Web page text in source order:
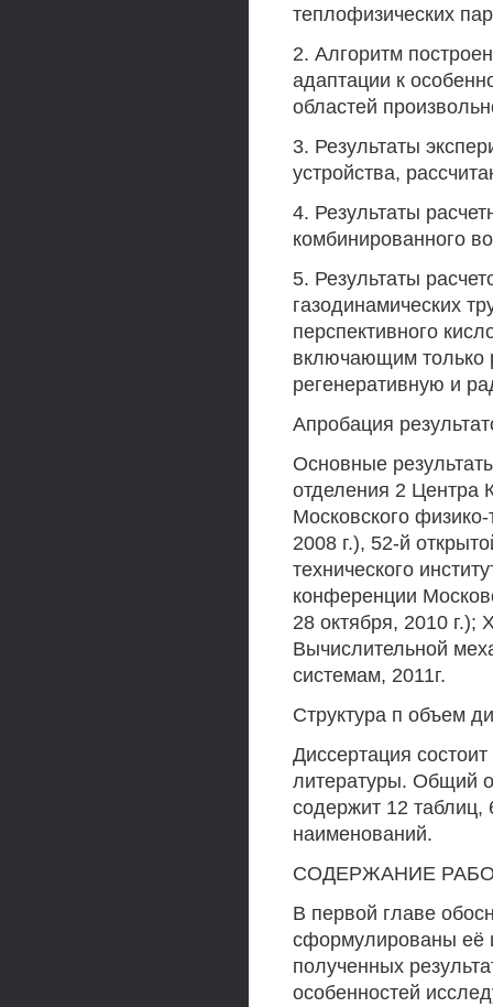
теплофизических
2. Алгоритм
адаптации к
областей
3. Результаты
устройства,
4. Результаты
комбинированного
5. Результаты
газодинамических
перспективного
включающим только
регенеративную и
Апробация
Основные
отделения 2 Центра
Московского физико-
2008 г.), 52-й
технического
конференции
28 октября, 2010
Вычислительной
системам, 2011г.
Структура п объем
Диссертация
литературы. Общий
содержит 12 таблиц,
наименований.
СОДЕРЖАНИЕ
В первой главе
сформулированы её
полученных
особенностей